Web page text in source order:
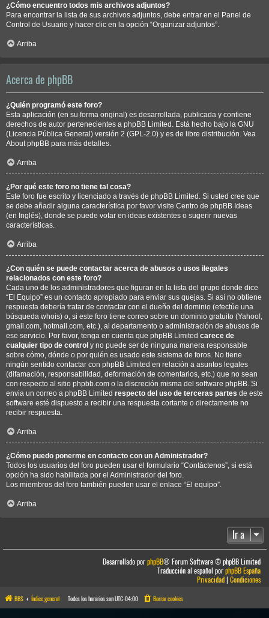
¿Cómo encuentro todos mis archivos adjuntos?
Para encontrar la lista de sus archivos adjuntos, debe entrar en el Panel de
Control de Usuario y hacer clic en la opción “Organizar adjuntos”.
Arriba
Acerca de phpBB
¿Quién programó este foro?
Esta aplicación (en su forma original) es desarrollada, publicada y contiene
derechos de autor pertenecientes a phpBB Limited . Está hecho bajo la GNU
(Licencia Pública General) versión 2 (GPL-2.0) y es de libre distribución. Vea
About phpBB para más detalles.
Arriba
¿Por qué este foro no tiene tal cosa?
Este foro fue escrito y licenciado a través de phpBB Limited. Si usted cree que
se debe añadir alguna característica por favor visite Centro de phpBB Ideas
(en Inglés), donde se puede votar en ideas existentes o sugerir nuevas
características.
Arriba
¿Con quién se puede contactar acerca de abusos o usos ilegales
relacionados con este foro?
Cada uno de los administradores que figuran en la lista del grupo donde dice
“El Equipo” es un contacto apropiado para enviar sus quejas. Si así no obtiene
respuesta debería tratar de contactar con el dueño del dominio (efectúe una
búsqueda whois) o, si este foro tiene correo sobre un dominio gratuito (Yahoo!,
gmail.com, hotmail.com, etc.), al departamento o administración de abusos de
ese servicio. Por favor, tenga en cuenta que phpBB Limited carece de
cualquier tipo de control y no puede ser de ninguna manera responsable
sobre cómo, dónde o por quién es usado este sistema de foros. No tiene
ningún sentido contactar con phpBB Limited en relación a asuntos legales
(difamación, responsabilidad, deformación de comentarios, etc.) que no sean
con respecto al sitio phpbb.com o la discreción misma del software phpBB. Si
envia un correo a phpBB Limited respecto del uso de terceras partes de este
software esté dispuesto a recibir una respuesta cortante o directamente no
recibir respuesta.
Arriba
¿Cómo puedo ponerme en contacto con un Administrador?
Todos los usuarios del foro pueden usar el formulario “Contáctenos”, si está
opción ha sido habilitada por el Administrador del foro.
Los miembros del foro también pueden usar el enlace “El equipo”.
Arriba
Ir a
Desarrollado porphpBB® Forum Software © phpBB Limited
Traducción al español porphpBB España
Privacidad|Condiciones
BBS Índice general Todos los horarios sonUTC-04:00 Borrar cookies